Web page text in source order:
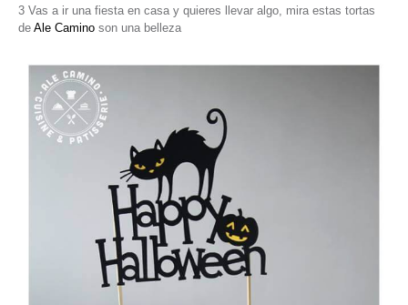
3 Vas a ir una fiesta en casa y quieres llevar algo, mira estas tortas
de Ale Camino son una belleza